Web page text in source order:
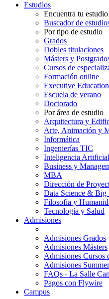
Estudios
Encuentra tu estudio
Buscador de
Por tipo de estudio
Grados
Dobles titulaciones
Másters y
Cursos de
Formación online
Executive Education
Escuela de verano
Doctorado
Por área de estudio
Arquitectura y
Arte, Animación y
Informática
Ingenierías TIC
Inteligencia Artificial
Business y
MBA
Dirección de
Data Science & Big
Filosofía y
Tecnología y Salud
Admisiones
Admisiones Grados
Admisiones Másters
Admisiones Cursos
Admisiones
FAQs - La Salle
Pagos con Flywire
Campus